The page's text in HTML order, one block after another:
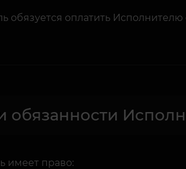
обязуется оплатить
обязанности
имеет право: